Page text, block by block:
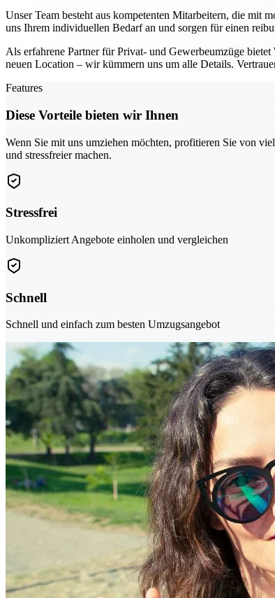
Unser Team besteht aus kompetenten Mitarbeitern, die mit
uns Ihrem individuellen Bedarf an und sorgen für einen
Als erfahrene Partner für Privat- und Gewerbeumzüge
neuen Location – wir kümmern uns um alle Details.
Features
Diese Vorteile bieten wir Ihnen
Wenn Sie mit uns umziehen möchten, profitieren Sie von
und stressfreier machen.
Stressfrei
Unkompliziert Angebote einholen und vergleichen
Schnell
Schnell und einfach zum besten Umzugsangebot